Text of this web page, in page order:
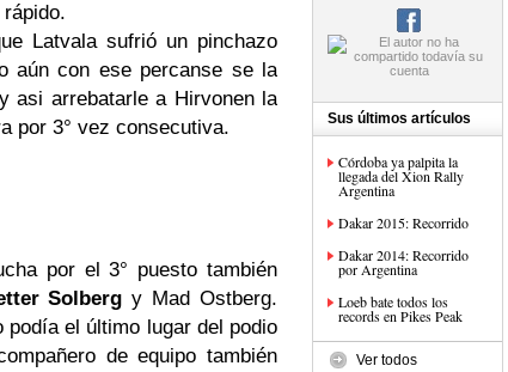
Latvala sufrió un pinchazo
aún con ese percanse se la
asi arrebatarle a Hirvonen la
por 3° vez consecutiva.
por el 3° puesto también
Solberg y Mad Ostberg.
el último lugar del podio
de equipo también
Sus últimos artículos
Córdoba ya palpita la
llegada del Xion Rally
Argentina
Dakar 2015: Recorrido
Dakar 2014: Recorrido
por Argentina
Loeb bate todos los
records en Pikes Peak
Ver todos